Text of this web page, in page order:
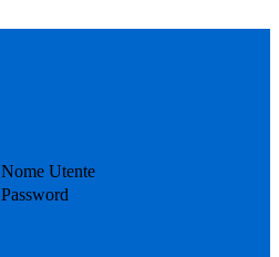
Nome Utente
Password